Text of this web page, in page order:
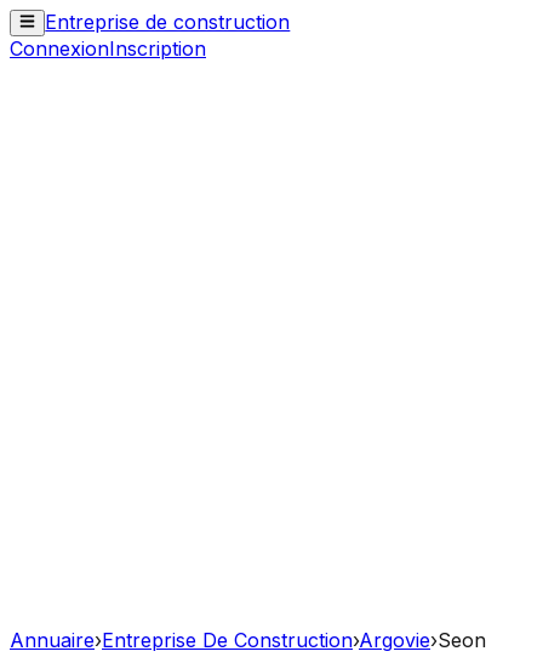
Entreprise de construction
ConnexionInscription
Annuaire›Entreprise De Construction›Argovie›Seon